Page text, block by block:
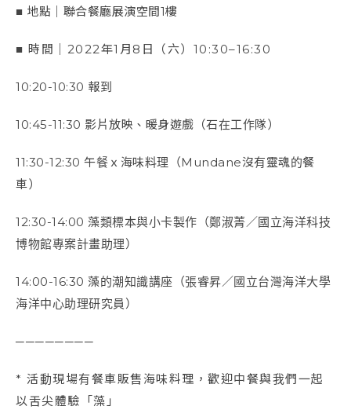
■ 地點｜聯合餐廳展演空間1樓
■ 時間｜2022年1月8日（六）10:30–16:30
10:20-10:30 報到
10:45-11:30 影片放映、暖身遊戲（石在工作隊）
11:30-12:30 午餐ｘ海味料理（Mundane沒有靈魂的餐
車）
12:30-14:00 藻類標本與小卡製作（鄭淑菁／國立海洋科技
博物館專案計畫助理）
14:00-16:30 藻的潮知識講座（張睿昇／國立台灣海洋大學
海洋中心助理研究員 ）
────────
* 活動現場有餐車販售海味料理，歡迎中餐與我們一起
以舌尖體驗「藻」